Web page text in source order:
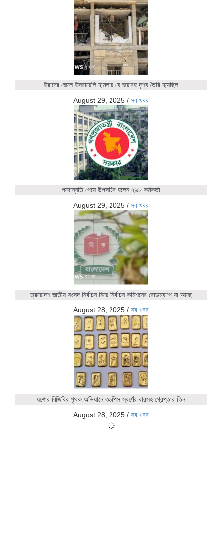
ইরানের জেলে ইসরায়েলি হামলায় যে ভয়াবহ দৃশ্য তৈরি হয়েছিল
August 29, 2025 / সব খবর
পদোন্নতি পেয়ে উপসচিব হলেন ২৬৮ কর্মকর্তা
August 29, 2025 / সব খবর
ত্রয়োদশ জাতীয় সংসদ নির্বাচন নিয়ে নির্বাচন কমিশনের রোডম্যাপে যা আছে
August 28, 2025 / সব খবর
যশোর বিজিবির পৃথক অভিযানে ৩৬পিস স্বর্ণের বারসহ গ্রেপ্তার তিন
August 28, 2025 / সব খবর